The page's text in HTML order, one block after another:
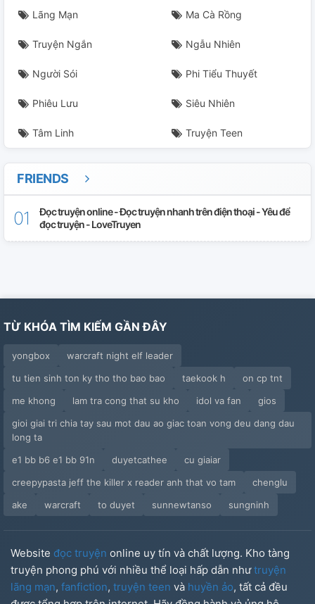
Lãng Mạn Ma Cà Rồng
Truyện Ngắn Ngẫu Nhiên
Người Sói Phi Tiểu Thuyết
Phiêu Lưu Siêu Nhiên
Tâm Linh Truyện Teen
FRIENDS
Đọc truyện online - Đọc truyện nhanh trên điện thoại - Yêu để
đọc truyện - LoveTruyen
TỪ KHÓA TÌM KIẾM GẦN ĐÂY
yongbox
warcraft night elf leader
tu tien sinh ton ky tho tho bao bao
taekook h
on cp tnt
me khong
lam tra cong that su kho idol va fan
gios
gioi giai tri chia tay sau mot dau ao giac toan vong deu dang dau
long ta
e1 bb b6 e1 bb 91n
duyetcathee
cu giaiar
creepypasta jeff the killer x reader anh that vo tam
chenglu
ake
warcraft to duyet sunnewtanso sungninh
Website đọc truyện online uy tín và chất lượng. Kho tàng
truyện phong phú với nhiều thể loại hấp dẫn nhưtruyện
lãng mạn, fanfiction, truyện teen và huyền ảo, tất cả đều